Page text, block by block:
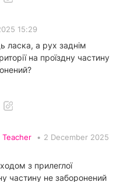
15:29
ласка, а рух заднім
на проїздну частину
Teacher • 2 December 2025
з прилеглої
частину не заборонений